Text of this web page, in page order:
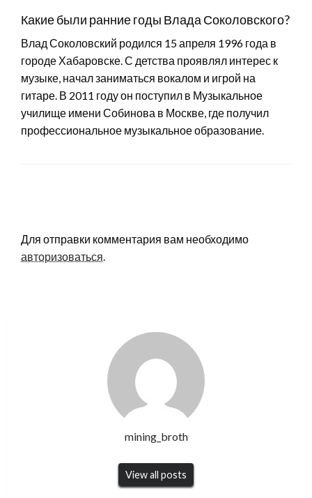
Какие были ранние годы Влада Соколовского?
Влад Соколовский родился 15 апреля 1996 года в
городе Хабаровске. С детства проявлял интерес к
музыке, начал заниматься вокалом и игрой на
гитаре. В 2011 году он поступил в Музыкальное
училище имени Собинова в Москве, где получил
профессиональное музыкальное образование.
Для отправки комментария вам необходимо
авторизоваться.
mining_broth
View all posts